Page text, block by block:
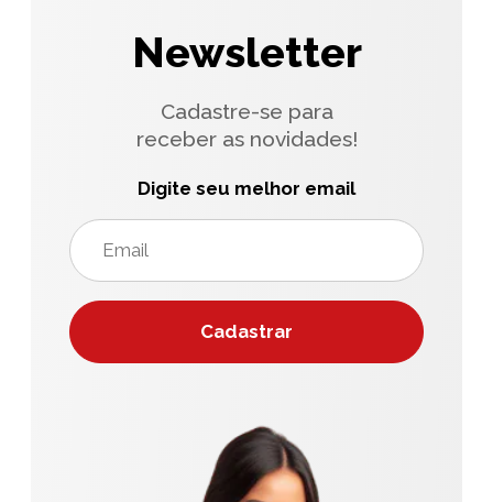
Newsletter
Cadastre-se para
receber as novidades!
Digite seu melhor email